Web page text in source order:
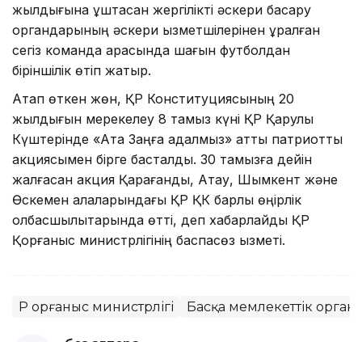
жылдығына ұштасқан жергілікті әскери басқару
органдарының әскери қызметшілерінен құралған
сегіз команда арасында шағын футболдан
біріншілік өтіп жатыр.
Атап өткен жөн, ҚР Конституциясының 20
жылдығын мерекелеу 8 тамыз күні ҚР Қарулы
Күштерінде «Ата Заңға адалмыз» атты патриоттық
акциясымен бірге басталды. 30 тамызға дейін
жалғасқан акция Қарағанды, Ақтау, Шымкент және
Өскемен қалаларындағы ҚР ҚК барлық өңірлік
қолбасшылықтарында өтті, деп хабарлайды ҚР
Қорғаныс министрлігінің баспасөз қызметі.
ҚР Қорғаныс министрлігі Басқа мемлекеттік